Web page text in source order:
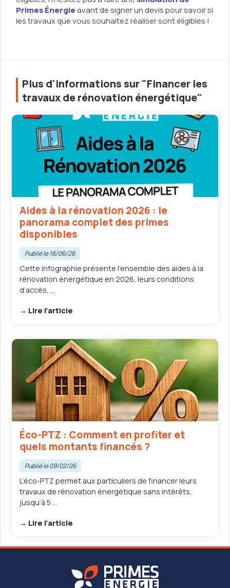
Primes Énergieavant de signer un devis pour savoir si
les travaux que vous souhaitez réaliser sont éligibles !
Plus d'informations sur "Financer les
travaux de rénovation énergétique"
Aides à la rénovation 2026 : le
panorama complet des primes
disponibles
Publié le 16/06/26
Cette infographie présente l’ensemble des aides à la
rénovation énergétique en 2026, leurs conditions
d’accès, ...
→ Lire l’article
Éco-PTZ : Comment en profiter et
quels montants financés ?
Publié le 09/02/26
L’éco-PTZ permet aux particuliers de financer leurs
travaux de rénovation énergétique sans intérêts,
jusqu’à 5 ...
→ Lire l’article